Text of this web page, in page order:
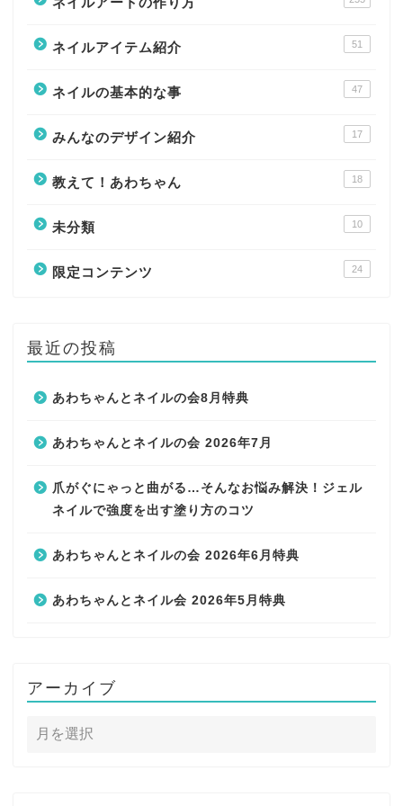
ネイルアイテム紹介 51
ネイルの基本的な事 47
みんなのデザイン紹介 17
教えて！あわちゃん 18
未分類 10
限定コンテンツ 24
最近の投稿
あわちゃんとネイルの会8月特典
あわちゃんとネイルの会 2026年7月
爪がぐにゃっと曲がる…そんなお悩み解決！ジェル
ネイルで強度を出す塗り方のコツ
あわちゃんとネイルの会 2026年6月特典
あわちゃんとネイル会 2026年5月特典
アーカイブ